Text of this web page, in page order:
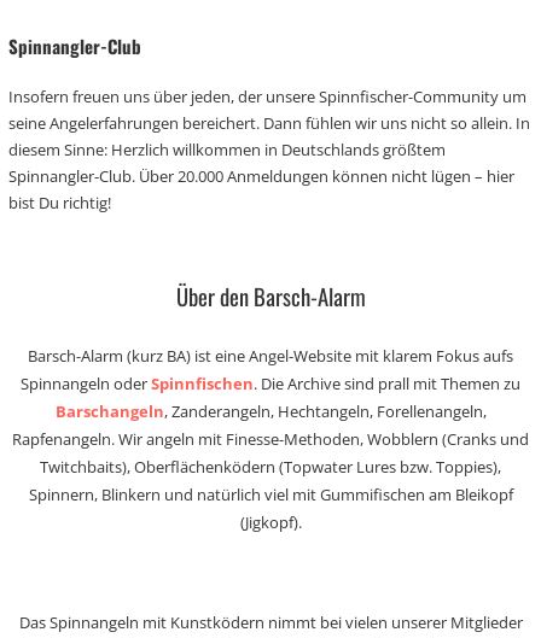
Spinnangler-Club
Insofern freuen uns über jeden, der unsere Spinnfischer-Community um
seine Angelerfahrungen bereichert. Dann fühlen wir uns nicht so allein. In
diesem Sinne: Herzlich willkommen in Deutschlands größtem
Spinnangler-Club. Über 20.000 Anmeldungen können nicht lügen – hier
bist Du richtig!
Über den Barsch-Alarm
Barsch-Alarm (kurz BA) ist eine Angel-Website mit klarem Fokus aufs
Spinnangeln oderSpinnfischen. Die Archive sind prall mit Themen zu
Barschangeln, Zanderangeln, Hechtangeln, Forellenangeln,
Rapfenangeln. Wir angeln mit Finesse-Methoden, Wobblern (Cranks und
Twitchbaits), Oberflächenködern (Topwater Lures bzw. Toppies),
Spinnern, Blinkern und natürlich viel mit Gummifischen am Bleikopf
(Jigkopf).
Das Spinnangeln mit Kunstködern nimmt bei vielen unserer Mitglieder